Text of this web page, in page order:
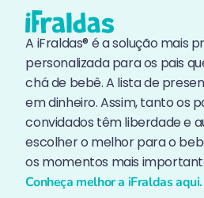
A iFraldas® é a solução mais
personalizada para os pais
chá de bebê. A lista de
em dinheiro. Assim, tanto os
convidados têm liberdade e
escolher o melhor para o
os momentos mais
Conheça melhor a iFraldas aqui.